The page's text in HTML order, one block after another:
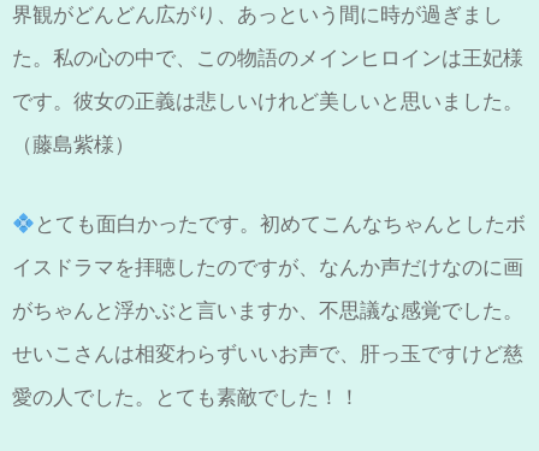
界観がどんどん広がり、あっという間に時が過ぎまし
た。私の心の中で、この物語のメインヒロインは王妃様
です。彼女の正義は悲しいけれど美しいと思いました。
（藤島紫様）
とても面白かったです。初めてこんなちゃんとしたボ
イスドラマを拝聴したのですが、なんか声だけなのに画
がちゃんと浮かぶと言いますか、不思議な感覚でした。
せいこさんは相変わらずいいお声で、肝っ玉ですけど慈
愛の人でした。とても素敵でした！！